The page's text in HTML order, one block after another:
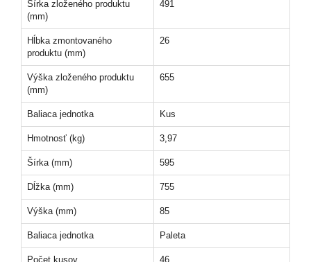
Šírka zloženého produktu
(mm)
491
Hĺbka zmontovaného
produktu (mm)
26
Výška zloženého produktu
(mm)
655
Baliaca jednotka Kus
Hmotnosť (kg) 3,97
Šírka (mm) 595
Dĺžka (mm) 755
Výška (mm) 85
Baliaca jednotka Paleta
Počet kusov 46